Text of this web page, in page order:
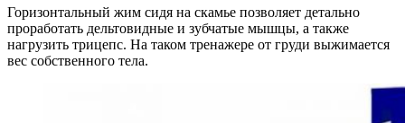
Горизонтальный жим сидя на скамье позволяет детально
проработать дельтовидные и зубчатые мышцы, а также
нагрузить трицепс. На таком тренажере от груди выжимается
вес собственного тела.